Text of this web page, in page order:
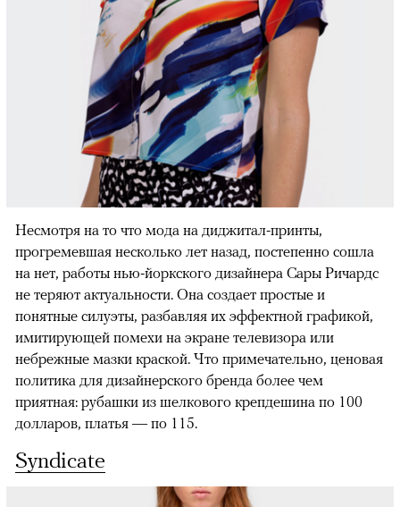
Несмотря на то что мода на диджитал-принты,
прогремевшая несколько лет назад, постепенно сошла
на нет, работы нью-йоркского дизайнера Сары Ричардс
не теряют актуальности. Она создает простые и
понятные силуэты, разбавляя их эффектной графикой,
имитирующей помехи на экране телевизора или
небрежные мазки краской. Что примечательно, ценовая
политика для дизайнерского бренда более чем
приятная: рубашки из шелкового крепдешина по 100
долларов, платья — по 115.
Syndicate